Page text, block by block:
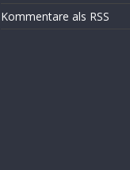
Kommentare als RSS